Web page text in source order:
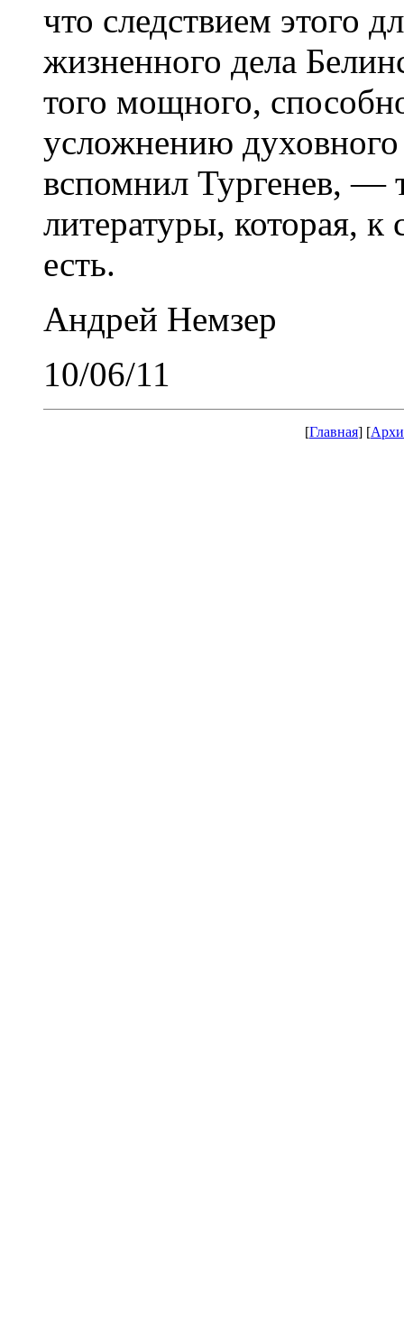
что следствием этого
жизненного дела
того мощного,
усложнению
вспомнил Тургенев, —
литературы, которая,
есть.
Андрей Немзер
10/06/11
[Главная] [